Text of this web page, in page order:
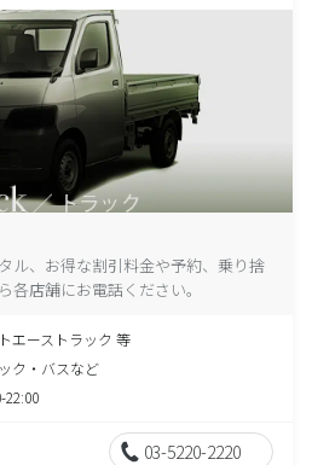
ル、お得な割引料金や予約、乗り捨
各店舗にお電話ください。
エーストラック 等
ク・バスなど
22:00
03-5220-2220